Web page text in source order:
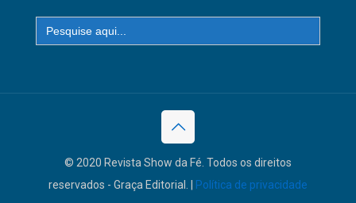
Search
for:
© 2020 Revista Show da Fé. Todos os direitos
reservados - Graça Editorial. |
Política de privacidade